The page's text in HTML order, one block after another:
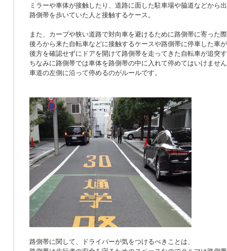
ミラーや車体が接触したり、道路に面した駐車場や脇道などから
路側帯を歩いていた人と接触するケース。
また、カーブや狭い道路で対向車を避けるために路側帯に寄った
後ろから来た自転車などに接触するケースや路側帯に停車した車
後方を確認せずにドアを開けて路側帯を走ってきた自転車が追突
ちなみに路側帯では車体を路側帯の中に入れて停めてはいけませ
車道の左側に沿って停めるのがルールです。
路側帯に関して、ドライバーが気をつけるべきことは、